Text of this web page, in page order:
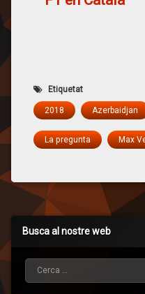
Etiquetat
2018 Azerbaidjan
La pregunta Max
Busca al nostre web
Cerca: